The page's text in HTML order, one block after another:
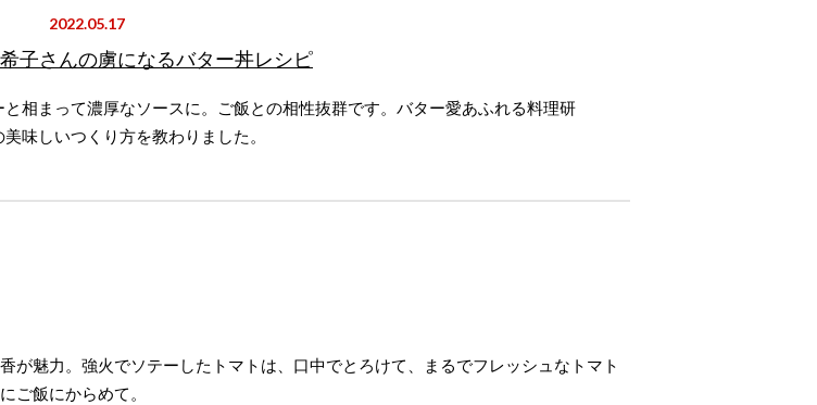
2022.05.17
子さんの虜になるバター丼レシピ
相まって濃厚なソースに。ご飯との相性抜群です。バター愛あふれる料理研
味しいつくり方を教わりました。
が魅力。強火でソテーしたトマトは、口中でとろけて、まるでフレッシュなトマト
ご飯にからめて。